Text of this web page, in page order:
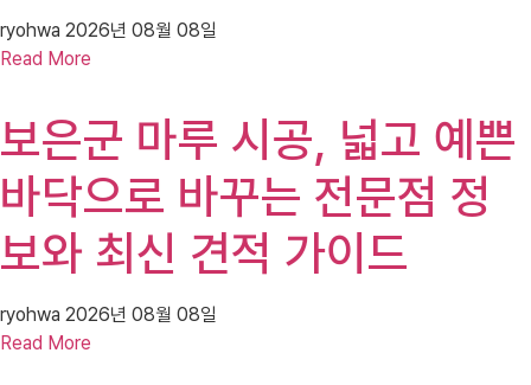
ryohwa 2026년 08월 08일
Read More
보은군 마루 시공, 넓고 예쁜
바닥으로 바꾸는 전문점 정
보와 최신 견적 가이드
ryohwa 2026년 08월 08일
Read More